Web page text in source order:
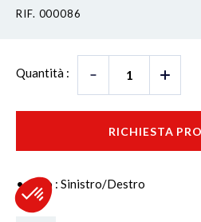
RIF. 000086
Quantità :
RICHIESTA
Lato : Sinistro/Destro